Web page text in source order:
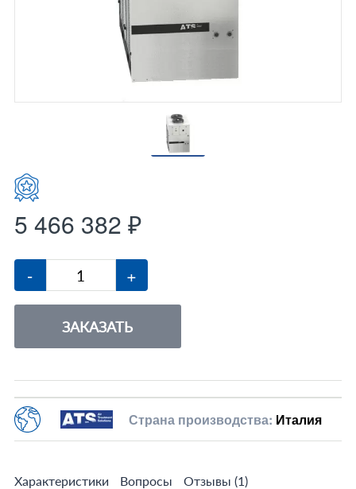
5 466 382 ₽
- +
ЗАКАЗАТЬ
Страна производства: Италия
Характеристики Вопросы Отзывы (1)